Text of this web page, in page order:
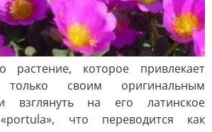
которое привлекает
своим оригинальным
взглянуть на его латинское
что переводится как